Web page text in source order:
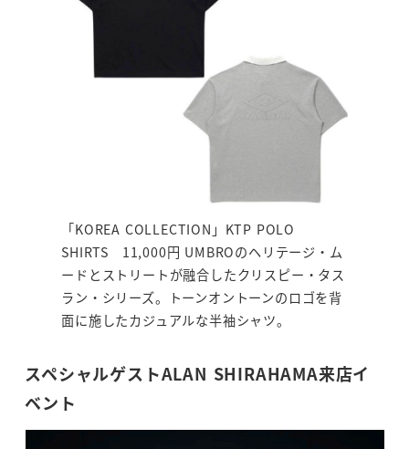
「KOREA COLLECTION」KTP POLO
SHIRTS 11,000円 UMBROのヘリテージ・ム
ードとストリートが融合したクリスピー・タス
ラン・シリーズ。トーンオントーンのロゴを背
面に施したカジュアルな半袖シャツ。
スペシャルゲストALAN SHIRAHAMA来店イ
ベント